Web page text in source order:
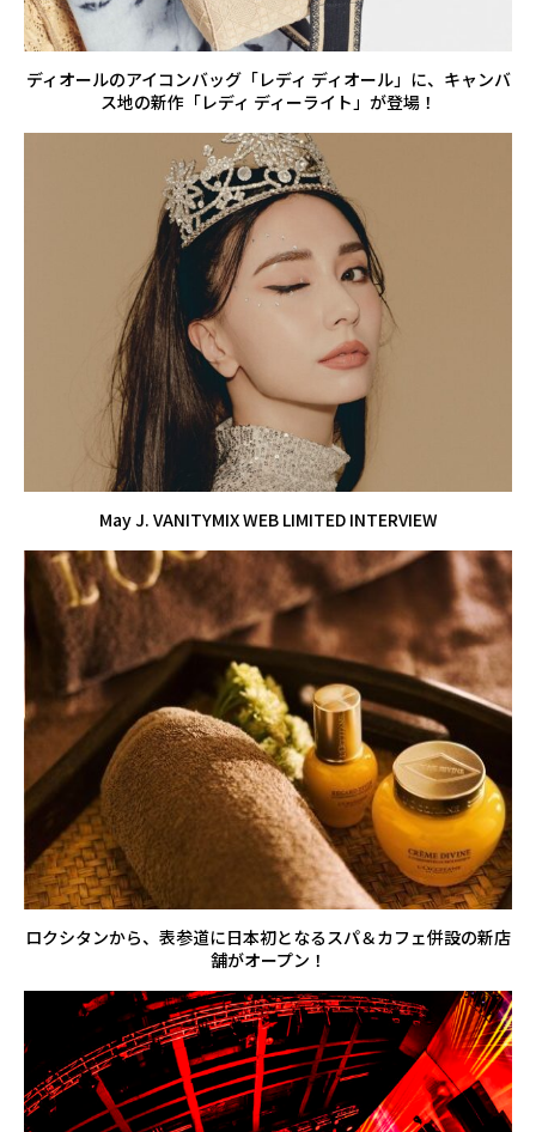
ディオールのアイコンバッグ「レディ ディオール」に、キャンバ
ス地の新作「レディ ディーライト」が登場！
May J. VANITYMIX WEB LIMITED INTERVIEW
ロクシタンから、表参道に日本初となるスパ＆カフェ併設の新店
舗がオープン！